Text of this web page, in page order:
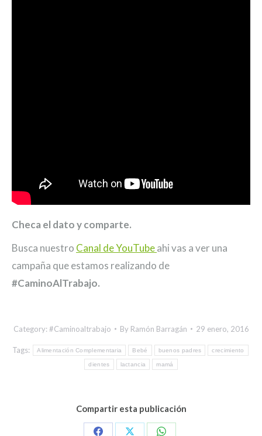
Checa el dato y comparte.
Busca nuestro Canal de YouTubeahi vas a ver una
campaña que estamos realizando de
#CaminoAlTrabajo.
Category: #Caminoaltrabajo By Ramón Barragán 29 enero, 2016
Tags: Alimentación Complementaria Bebé buenos padres crecimiento
dientes lactancia mamá
Compartir esta publicación